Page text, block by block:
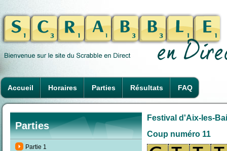
Accueil Horaires Parties Résultats FAQ
Parties
Partie 1
Festival d'Aix-les-
Coup numéro 11